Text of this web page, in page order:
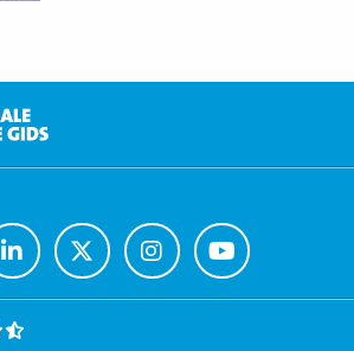
Ga
naar
LinkedIn
Ga
naar
Twitter
Ga
naar
Instagram
Ga
naar
Youtube